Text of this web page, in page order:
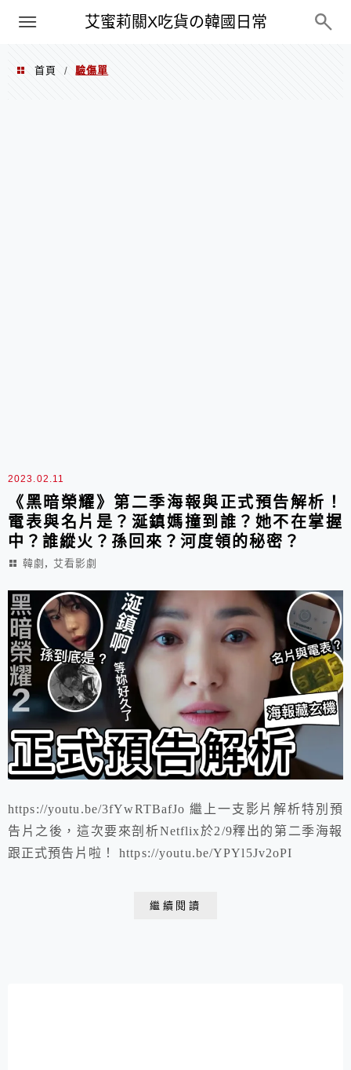
艾蜜莉關X吃貨の韓國日常
PXN
首頁 / 驗傷單
2023.02.11
《黑暗榮耀》第二季海報與正式預告解析！
電表與名片是？涎鎮媽撞到誰？她不在掌握
中？誰縱火？孫回來？河度領的秘密？
韓劇 , 艾看影劇
https://youtu.be/3fYwRTBafJo 繼上一支影片解析特別預
告片之後，這次要來剖析Netflix於2/9釋出的第二季海報
跟正式預告片啦！ https://youtu.be/YPYl5Jv2oPI
繼續閱讀